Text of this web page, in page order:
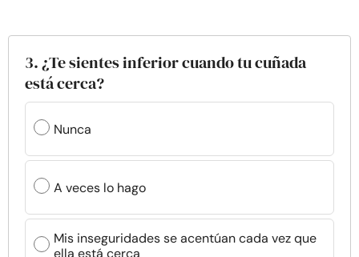
3. ¿Te sientes inferior cuando tu cuñada
está cerca?
Nunca
A veces lo hago
Mis inseguridades se acentúan cada vez que
ella está cerca